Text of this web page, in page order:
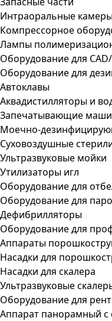
Интраоральные
Компрессорное
Лампы
Оборудование для
Оборудование для
Автоклавы
Аквадистилляторы и
Запечатывающие
Моечно-
Суховоздушные
Ультразвуковые мойки
Утилизаторы игл
Оборудование для
Оборудование для
Дефибрилляторы
Оборудование для
Аппараты
Насадки для
Насадки для скалера
Ультразвуковые
Оборудование для
Аппарат панорамный